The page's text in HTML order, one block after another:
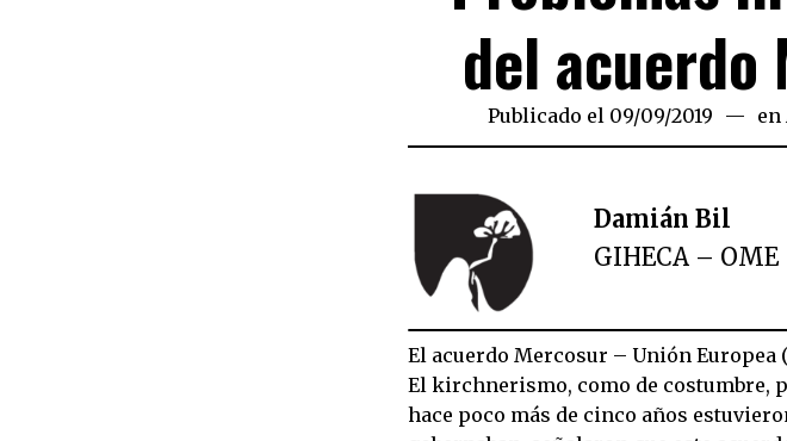
del acuerdo
Publicado el 09/09/2019 19/11/en
Damián Bil
GIHECA – OME
El acuerdo Mercosur – Unión
El kirchnerismo, como de costumbre,
hace poco más de cinco años